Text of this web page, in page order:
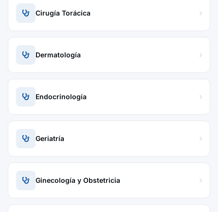
Cirugía Torácica
Dermatología
Endocrinología
Geriatría
Ginecología y Obstetricia